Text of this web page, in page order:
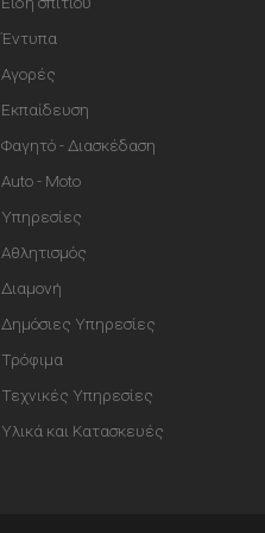
Έντυπα
Αγορές
Εκπαίδευση
Φαγητό - Διασκέδαση
Auto - Moto
Υπηρεσίες
Αθλητισμός
Διαμονή
Δημόσιες Υπηρεσίες
Τρόφιμα
Τεχνικές Υπηρεσίες
Υλικά και Κατασκευές